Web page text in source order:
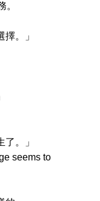
。」
。」
seems to